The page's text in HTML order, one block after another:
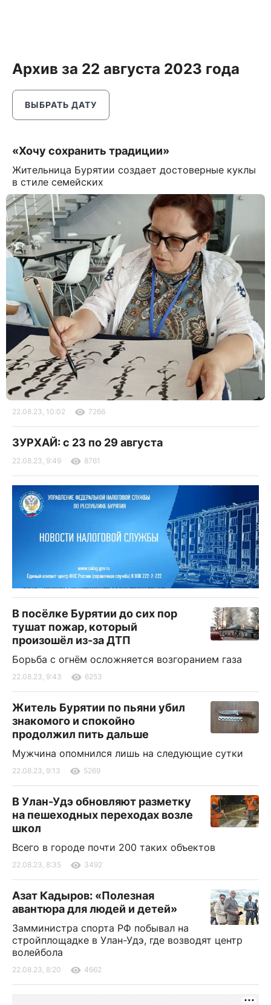
Архив за 22 августа 2023 года
ВЫБРАТЬ ДАТУ
«Хочу сохранить традиции»
Жительница Бурятии создает достоверные куклы
в стиле семейских
22.08.23, 10:02 7266
ЗУРХАЙ: с 23 по 29 августа
22.08.23, 9:49 8761
В посёлке Бурятии до сих пор
тушат пожар, который
произошёл из-за ДТП
Борьба с огнём осложняется возгоранием газа
22.08.23, 9:43 6253
Житель Бурятии по пьяни убил
знакомого и спокойно
продолжил пить дальше
Мужчина опомнился лишь на следующие сутки
22.08.23, 9:13 5269
В Улан-Удэ обновляют разметку
на пешеходных переходах возле
школ
Всего в городе почти 200 таких объектов
22.08.23, 8:35 3492
Азат Кадыров: «Полезная
авантюра для людей и детей»
Замминистра спорта РФ побывал на
стройплощадке в Улан-Удэ, где возводят центр
волейбола
22.08.23, 8:20 4662